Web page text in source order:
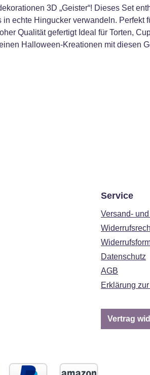
3D „Geister“! Dieses Set
echte Hingucker verwandeln. Perfekt
Qualität gefertigt Ideal für Torten,
Halloween-Kreationen mit diesen
Service
Versand-
Datenschutz
AGB
Erklärung
Vertrag